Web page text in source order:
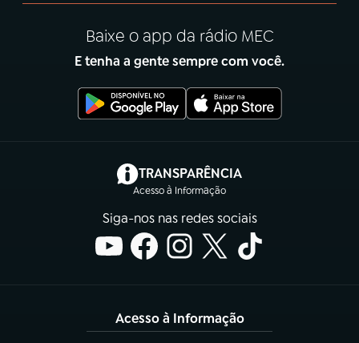
Baixe o app da rádio MEC
E tenha a gente sempre com você.
TRANSPARÊNCIA
Acesso à Informação
(abre em nova aba)
Siga-nos nas redes sociais
Acesso à Informação